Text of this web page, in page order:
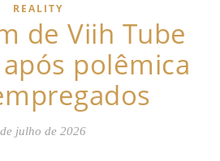
REALITY
de Viih Tube
polêmica
julho de 2026